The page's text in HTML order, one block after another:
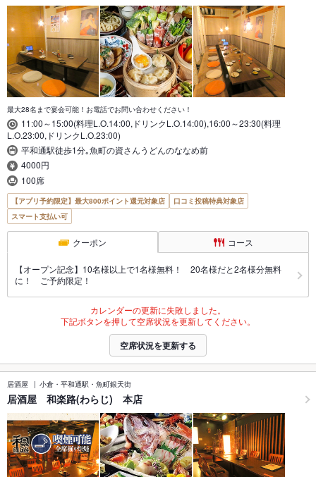
最大28名まで宴会可能！お電話でお問い合わせください！
11:00～15:00(料理L.O.14:00,ドリンクL.O.14:00),16:00～23:30(料理
L.O.23:00,ドリンクL.O.23:00)
平和通駅徒歩1分｡魚町の資さんうどんのななめ前
4000円
100席
【アプリ予約限定】最大800ポイント還元対象店
口コミ投稿特典対象店
スマート支払い可
クーポン コース
【オープン記念】10名様以上で1名様無料！ 20名様だと2名様分無料
に！ ご予約限定！
カレンダーの更新に失敗しました。
下記ボタンを押して空席状況を更新してください。
空席状況を更新する
居酒屋 小倉・平和通駅・魚町銀天街
居酒屋 和楽路(わらじ) 本店